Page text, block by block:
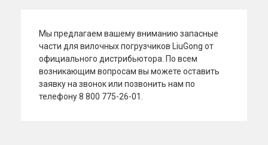
Мы предлагаем вашему вниманию запасные
части для вилочных погрузчиков LiuGong от
официального дистрибьютора. По всем
возникающим вопросам вы можете оставить
заявку на звонок или позвонить нам по
телефону 8 800 775-26-01.